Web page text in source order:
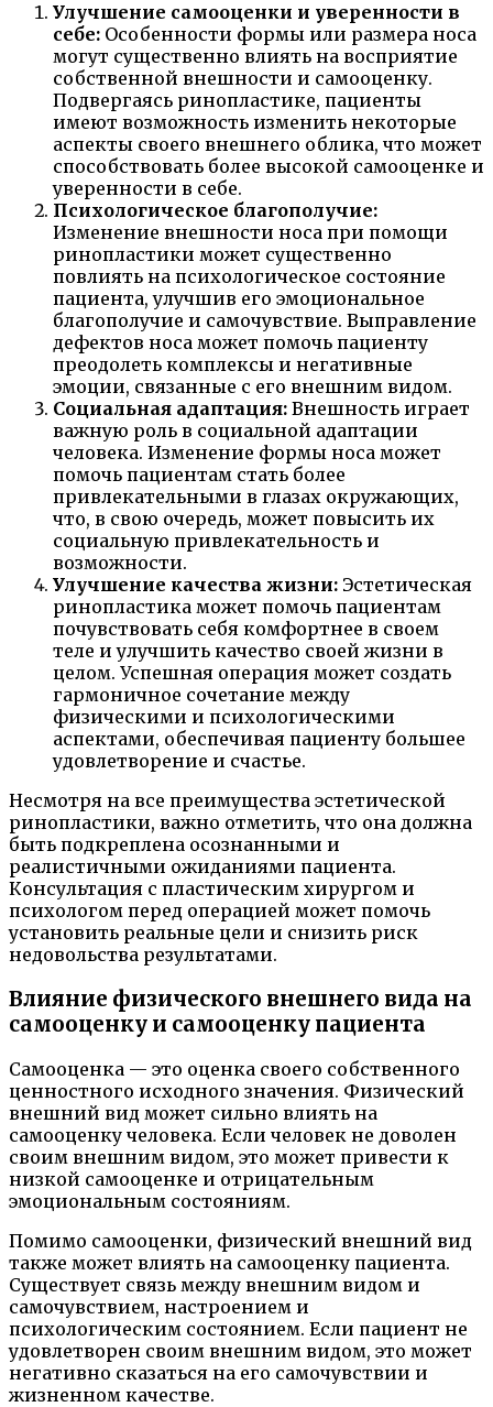
Улучшение самооценки и уверенности в
себе: Особенности формы или размера носа
могут существенно влиять на восприятие
собственной внешности и самооценку.
Подвергаясь ринопластике, пациенты
имеют возможность изменить некоторые
аспекты своего внешнего облика, что может
способствовать более высокой самооценке и
уверенности в себе.
Психологическое благополучие:
Изменение внешности носа при помощи
ринопластики может существенно
повлиять на психологическое состояние
пациента, улучшив его эмоциональное
благополучие и самочувствие. Выправление
дефектов носа может помочь пациенту
преодолеть комплексы и негативные
эмоции, связанные с его внешним видом.
Социальная адаптация: Внешность играет
важную роль в социальной адаптации
человека. Изменение формы носа может
помочь пациентам стать более
привлекательными в глазах окружающих,
что, в свою очередь, может повысить их
социальную привлекательность и
возможности.
Улучшение качества жизни: Эстетическая
ринопластика может помочь пациентам
почувствовать себя комфортнее в своем
теле и улучшить качество своей жизни в
целом. Успешная операция может создать
гармоничное сочетание между
физическими и психологическими
аспектами, обеспечивая пациенту большее
удовлетворение и счастье.
Несмотря на все преимущества эстетической
ринопластики, важно отметить, что она должна
быть подкреплена осознанными и
реалистичными ожиданиями пациента.
Консультация с пластическим хирургом и
психологом перед операцией может помочь
установить реальные цели и снизить риск
недовольства результатами.
Влияние физического внешнего вида на
самооценку и самооценку пациента
Самооценка — это оценка своего собственного
ценностного исходного значения. Физический
внешний вид может сильно влиять на
самооценку человека. Если человек не доволен
своим внешним видом, это может привести к
низкой самооценке и отрицательным
эмоциональным состояниям.
Помимо самооценки, физический внешний вид
также может влиять на самооценку пациента.
Существует связь между внешним видом и
самочувствием, настроением и
психологическим состоянием. Если пациент не
удовлетворен своим внешним видом, это может
негативно сказаться на его самочувствии и
жизненном качестве.